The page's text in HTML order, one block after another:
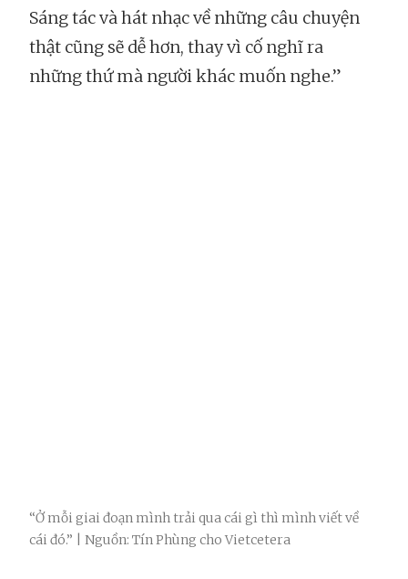
Sáng tác và hát nhạc về những câu chuyện
thật cũng sẽ dễ hơn, thay vì cố nghĩ ra
những thứ mà người khác muốn nghe.”
“Ở mỗi giai đoạn mình trải qua cái gì thì mình viết về
cái đó.” | Nguồn: Tín Phùng cho Vietcetera